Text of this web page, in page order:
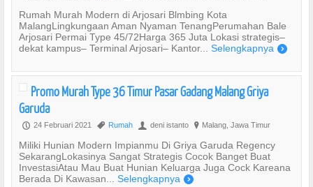
Rumah Murah Modern di Arjosari Blmbing Kota
MalangLingkungaan Aman Nyaman TenangPerumahan Bale
Arjosari Permai Type 45/72Harga 365 Juta Lokasi strategis–
dekat kampus– Terminal Arjosari– Kantor... Selengkapnya )
Promo Murah Type 36 Timur Pasar Gadang Malang Griya
Garuda
P 24 Februari 2021 , Rumah U deni istanto ? Malang, Jawa Timur
Miliki Hunian Modern Impianmu Di Griya Garuda Regency
SekarangLokasinya Sangat Strategis Cocok Banget Buat
InvestasiAtau Mau Buat Hunian Keluarga Juga Cock Kareana
Berada Di Kawasan... Selengkapnya )